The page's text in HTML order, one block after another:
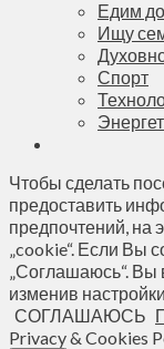
Едим
Ищу
Спорт
Чтобы сделать
предоставить
предпочтений, на
„cookie“. Если Вы
„Соглашаюсь“. Вы
изменив
СОГЛАШАЮСЬ
Privacy & Cookies